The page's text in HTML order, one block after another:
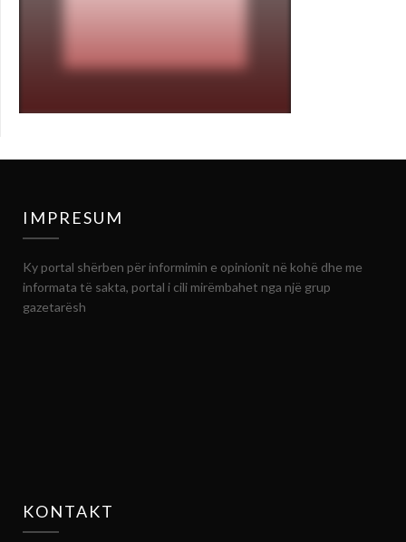
IMPRESUM
Ky portal shërben për informimin e opinionit në kohë dhe me
informata të sakta, portal i cili mirëmbahet nga një grup
gazetarësh
KONTAKT